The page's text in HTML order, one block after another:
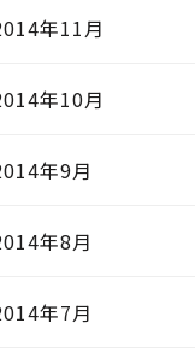
年11月
年10月
年9月
年8月
年7月